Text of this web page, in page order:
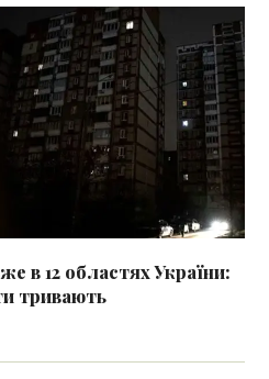
в 12 областях України:
тривають